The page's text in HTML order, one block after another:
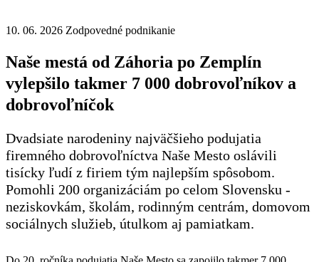
10. 06. 2026 Zodpovedné podnikanie
Naše mestá od Záhoria po Zemplín
vylepšilo takmer 7 000 dobrovoľníkov a
dobrovoľníčok
Dvadsiate narodeniny najväčšieho podujatia
firemného dobrovoľníctva Naše Mesto oslávili
tisícky ľudí z firiem tým najlepším spôsobom.
Pomohli 200 organizáciám po celom Slovensku -
neziskovkám, školám, rodinným centrám, domovom
sociálnych služieb, útulkom aj pamiatkam.